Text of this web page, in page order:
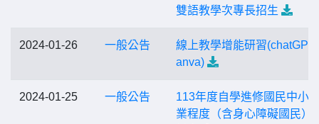
雙語教學次專長招生
2024-01-26 一般公告
線上教學增能研習(chatGPT
anva)
2024-01-25 一般公告
113年度自學進修國民中小
業程度（含身心障礙國民）